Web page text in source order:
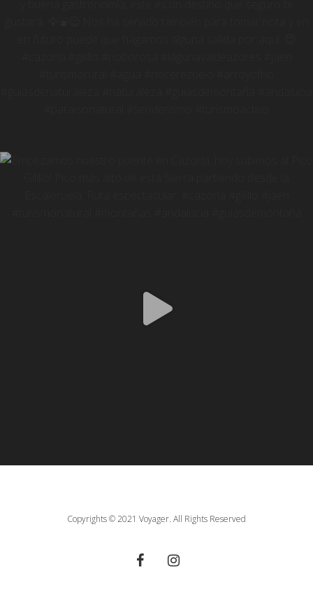
Copyrights © 2021 Voyager. All Rights Reserved